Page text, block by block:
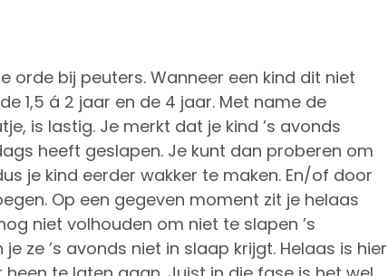
orde bij peuters. Wanneer een kind dit niet
1,5 á 2 jaar en de 4 jaar. Met name de
is lastig. Je merkt dat je kind ’s avonds
heeft geslapen. Je kunt dan proberen om
je kind eerder wakker te maken. En/of door
Op een gegeven moment zit je helaas
niet volhouden om niet te slapen ’s
ze ’s avonds niet in slaap krijgt. Helaas is hier